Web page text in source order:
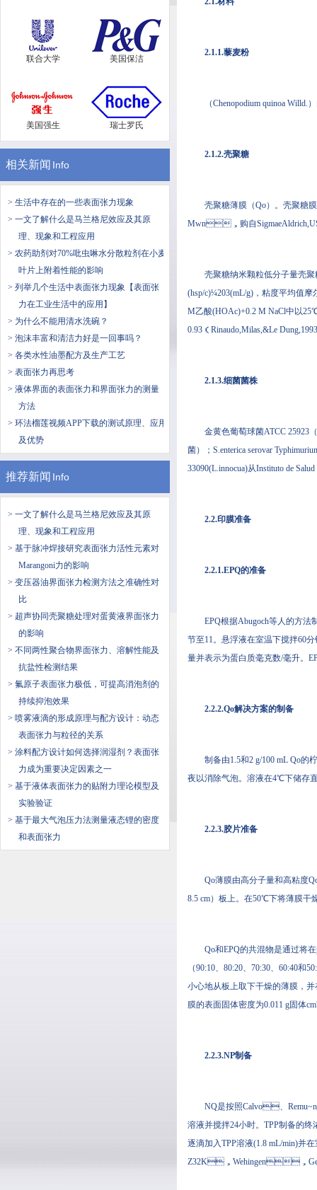
联合大学 美国保洁
美国强生 瑞士罗氏
相关新闻 Info
> 生活中存在的一些表面张力现象
> 一文了解什么是​马兰格尼效应及其原
理、现象和工程应用
> 农药助剂对70%吡虫啉水分散粒剂在小麦
叶片上附着性能的影响
> 列举几个生活中表面张力现象【表面张
力在工业生活中的应用】
> 为什么不能用清水洗碗？
> 泡沫丰富和清洁力好是一回事吗？
> 各类水性油墨配方及生产工艺
> 表面张力再思考
> 液体界面的表面张力和界面张力的测量
方法
> 环法榴莲视频APP下载的测试原理、应用
及优势
推荐新闻 Info
> 一文了解什么是​马兰格尼效应及其原
理、现象和工程应用
> 基于脉冲焊接研究表面张力活性元素对
Marangoni力的影响
> 变压器油界面张力检测方法之准确性对
比
> 超声协同壳聚糖处理对蛋黄液界面张力
的影响
> 不同两性聚合物界面张力、溶解性能及
抗盐性检测结果
> 氟原子表面张力极低，可提高消泡剂的
持续抑泡效果
> 喷雾液滴的形成原理与配方设计：动态
表面张力与粒径的关系
> 涂料配方设计如何选择润湿剂？表面张
力成为重要决定因素之一
> ​基于液体表面张力的贴附力理论模型及
实验验证
> 基于最大气泡压力法测量液态锂的密度
和表面张力
2.1.1.藜麦粉
（Chenopodium quinoa Willd.
2.1.2.壳聚糖
壳聚糖薄膜（Qo）。壳聚
Mwn，购自
壳聚糖纳米颗粒低分子量壳聚
(hsp/c)¼203(mL/g)，粘度平均值
M乙酸(HOAc)+0.2 M NaCl中以25℃
0.93（Rinaudo,Milas,&Le
2.1.3.细菌菌株
金黄色葡萄球菌ATCC 25923（
菌）；S.enterica serovar
33090(L.innocua)从Instituto de Salud
2.2.印膜准备
2.2.1.EPQ的准备
EPQ根据Abugoch等人的方法制备
节至11。悬浮液在室温下搅拌
量并表示为蛋白质毫克数/毫升。
2.2.2.Qo解决方案的制备
制备由1.5和2 g/100 mL Qo的
夜以消除气泡。溶液在4℃下储存直
2.2.3.胶片准备
Qo薄膜由高分子量和高粘度
8.5 cm）板上。在50℃下将薄膜干
Qo和EPQ的共混物是通过将
（90:10、80:20、70:30、
小心地从板上取下干燥的薄膜，
膜的表面固体密度为0.011 g固体
2.2.3.NP制备
NQ是按照Calvo、
溶液并搅拌24小时。TPP制
逐滴加入TPP溶液(1.8 mL/min)并在
Z32K，Wehingen，